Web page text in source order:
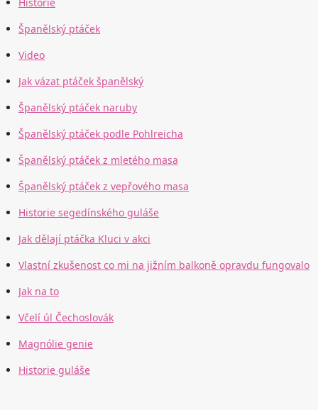
Historie
Španělský ptáček
Video
Jak vázat ptáček španělský
Španělský ptáček naruby
Španělský ptáček podle Pohlreicha
Španělský ptáček z mletého masa
Španělský ptáček z vepřového masa
Historie segedínského guláše
Jak dělají ptáčka Kluci v akci
Vlastní zkušenost co mi na jižním balkoně opravdu fungovalo
Jak na to
Včelí úl Čechoslovák
Magnólie genie
Historie guláše